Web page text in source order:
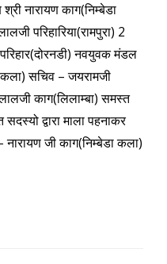
नारायण काग(निम्बेडा
परिहारिया(रामपुरा) 2
नवयुवक मंडल
कला) सचिव – जयरामजी
काग(लिलाम्बा) समस्त
सदस्यो द्वारा माला पहनाकर
नारायण जी काग(निम्बेडा कला)